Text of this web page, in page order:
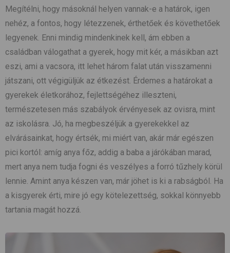
Megítélni, hogy másoknál helyen vannak-e a határok, igen
nehéz, a fontos, hogy létezzenek, érthetőek és követhetőek
legyenek. Enni mindig mindenkinek kell, ám ebben a
családban válogathat a gyerek, hogy mit kér, a másikban azt
eszi, ami a vacsora, itt lehet három falat után visszamenni
játszani, ott végigüljük az étkezést. Érdemes a határokat a
gyerekek életkorához, fejlettségéhez illeszteni,
természetesen más szabályok érvényesek az ovisra, mint
az iskolásra. Jó, ha megbeszéljük a gyerekekkel az
elvárásainkat, hogy értsék, mi miért van, akár már egészen
pici kortól: amíg anya főz, addig a baba a járókában marad,
mert anya nem tudja fogni és veszélyes a forró tűzhely körül
lennie. Amint anya készen van, már jöhet is ki a rabságból. Ha
a kisgyerek érti, mire jó egy kötelezettség, sokkal könnyebb
tartania magát hozzá.